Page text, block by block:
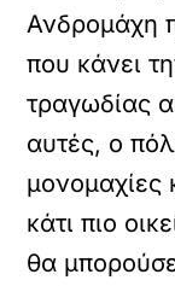
Ανδρομάχη
που κάνει
τραγωδίας
αυτές, ο
μονομαχίες
κάτι πιο
θα